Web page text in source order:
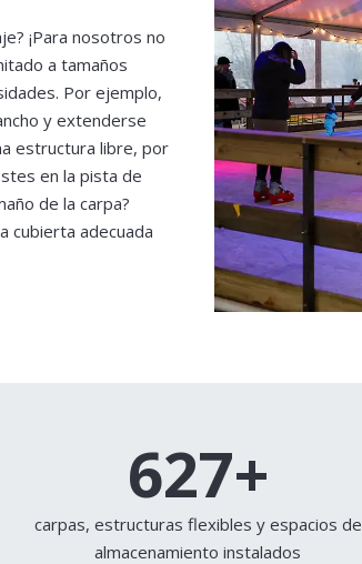
¡Para nosotros no
a tamaños
Por ejemplo,
y extenderse
estructura libre, por
en la pista de
de la carpa?
cubierta adecuada
741+
carpas, estructuras flexibles y espacios de
almacenamiento instalados